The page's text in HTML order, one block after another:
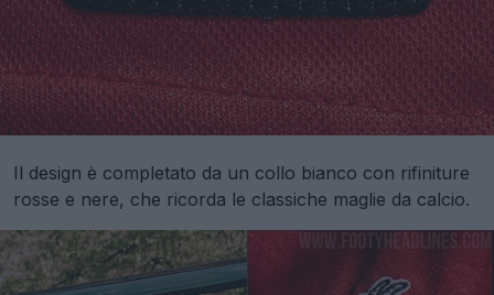
Il design è completato da un collo bianco con rifiniture
rosse e nere, che ricorda le classiche maglie da calcio.